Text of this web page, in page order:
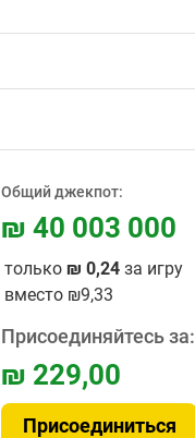
Общий джекпот:
₪ 40 003 000
только ₪ 0,24 за игру
вместо ₪9,33
Присоединяйтесь за:
₪ 229,00
Присоединиться